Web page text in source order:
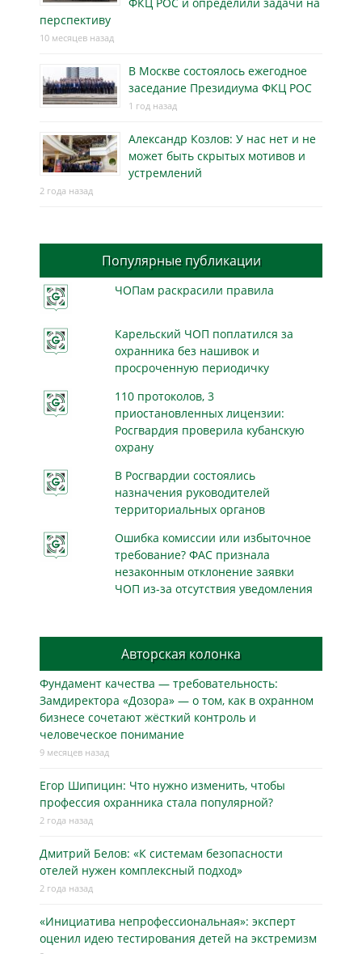
перспективу
10 месяцев назад
В Москве состоялось ежегодное
заседание Президиума ФКЦ РОС
1 год назад
Александр Козлов: У нас нет и не
может быть скрытых мотивов и
устремлений
2 года назад
Популярные публикации
ЧОПам раскрасили правила
Карельский ЧОП поплатился за
охранника без нашивок и
просроченную периодичку
110 протоколов, 3
приостановленных лицензии:
Росгвардия проверила кубанскую
охрану
В Росгвардии состоялись
назначения руководителей
территориальных органов
Ошибка комиссии или избыточное
требование? ФАС признала
незаконным отклонение заявки
ЧОП из-за отсутствия уведомления
Авторская колонка
Фундамент качества — требовательность:
Замдиректора «Дозора» — о том, как в охранном
бизнесe сочетают жёсткий контроль и
человеческое понимание
9 месяцев назад
Егор Шипицин: Что нужно изменить, чтобы
профессия охранника стала популярной?
2 года назад
Дмитрий Белов: «К системам безопасности
отелей нужен комплексный подход»
2 года назад
«Инициатива непрофессиональная»: эксперт
оценил идею тестирования детей на экстремизм